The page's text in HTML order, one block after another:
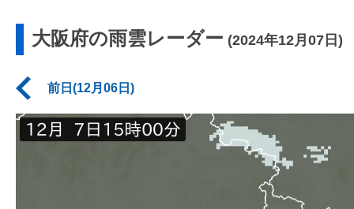
大阪府の雨雲レーダー (2024年12月07日)
前日(12月06日)